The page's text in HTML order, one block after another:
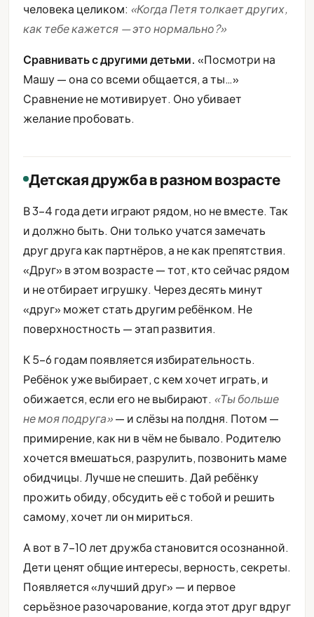
человека целиком: «Когда Петя толкает других,
как тебе кажется — это нормально?»
Сравнивать с другими детьми. «Посмотри на
Машу — она со всеми общается, а ты…»
Сравнение не мотивирует. Оно убивает
желание пробовать.
Детская дружба в разном возрасте
В 3-4 года дети играют рядом, но не вместе. Так
и должно быть. Они только учатся замечать
друг друга как партнёров, а не как препятствия.
«Друг» в этом возрасте — тот, кто сейчас рядом
и не отбирает игрушку. Через десять минут
«друг» может стать другим ребёнком. Не
поверхностность — этап развития.
К 5-6 годам появляется избирательность.
Ребёнок уже выбирает, с кем хочет играть, и
обижается, если его не выбирают. «Ты больше
не моя подруга»— и слёзы на полдня. Потом —
примирение, как ни в чём не бывало. Родителю
хочется вмешаться, разрулить, позвонить маме
обидчицы. Лучше не спешить. Дай ребёнку
прожить обиду, обсудить её с тобой и решить
самому, хочет ли он мириться.
А вот в 7-10 лет дружба становится осознанной.
Дети ценят общие интересы, верность, секреты.
Появляется «лучший друг» — и первое
серьёзное разочарование, когда этот друг вдруг